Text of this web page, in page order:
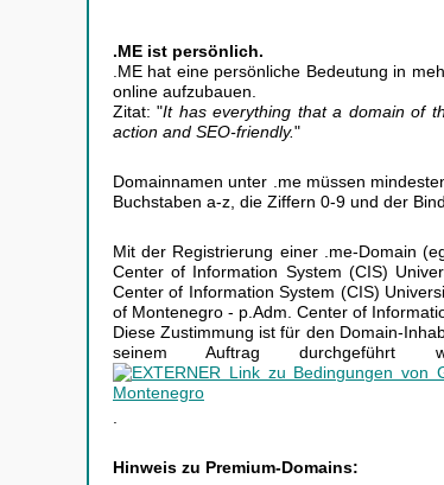
.ME ist persönlich.
.ME hat eine persönliche Bedeutung in
online aufzubauen.
Zitat: "It has everything that a domain of
action and SEO-friendly."
Domainnamen unter .me müssen
Buchstaben a-z, die Ziffern 0-9 und der
Mit der Registrierung einer .me-Domain
Center of Information System (CIS)
Center of Information System (CIS)
of Montenegro - p.Adm. Center of
Diese Zustimmung ist für den Domain-
seinem Auftrag
Hinweis zu Premium-Domains: